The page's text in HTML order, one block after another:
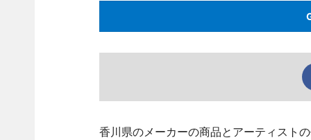
香川県のメーカーの商品とアーティスト